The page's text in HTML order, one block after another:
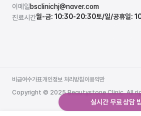
이메일bsclinichj@naver.com
진료시간월-금: 10:30-20:30토/일/공휴일:
Copyright © 2025 Beautystone Clinic. All
비급여수가표
비급여수가표
개인정보 처리방침
개인정보 처리방침
이용약관
이용약관
실시간 무료 상담